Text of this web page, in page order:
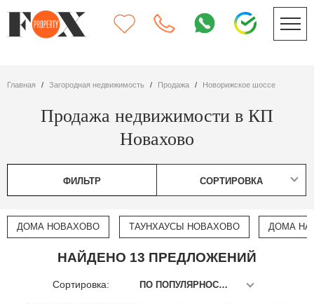
Главная Загородная недвижимость Продажа Новорижское шоссе
Продажа недвижимости в КП
Новахово
ФИЛЬТР СОРТИРОВКА
ДОМА НОВАХОВО ТАУНХАУСЫ НОВАХОВО ДОМА НА
НАЙДЕНО 13 ПРЕДЛОЖЕНИЙ
Сортировка: ПО ПОПУЛЯРНОСТИ